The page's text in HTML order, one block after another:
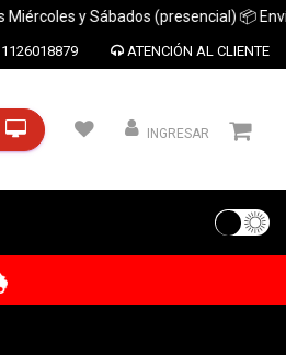
y Sábados (presencial) 📦 Envíos a
ATENCIÓN AL CLIENTE
INGRESAR